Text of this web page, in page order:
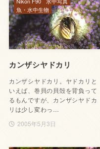
カンザシヤドカリ
カンザシヤドカリ。ヤドカリと
いえば、巻貝の貝殻を背負って
るもんですが、カンザシヤドカ
リは少し変わっ…
2005年5月3日
魚・水中生物